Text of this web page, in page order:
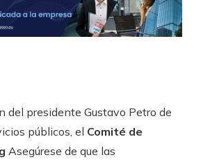
del presidente Gustavo Petro de
públicos, el Comité de
Asegúrese de que las